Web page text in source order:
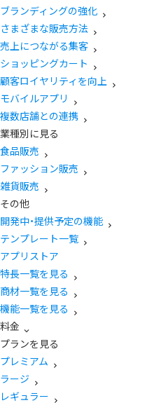
ブランディングの強化
さまざまな販売方法
売上につながる集客
ショッピングカート
顧客ロイヤリティを向上
モバイルアプリ
複数店舗との連携
業種別に見る
食品販売
ファッション販売
雑貨販売
その他
開発中・提供予定の機能
テンプレート一覧
アプリストア
特長一覧を見る
商材一覧を見る
機能一覧を見る
料金
プランを見る
プレミアム
ラージ
レギュラー